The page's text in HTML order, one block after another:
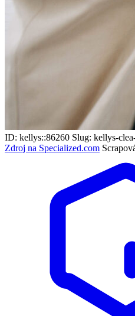
ID: kellys::86260 Slug: kellys-
Zdroj na Specialized.com